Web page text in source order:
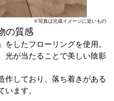
※写真は完成イメージに近いもの
の質感
したフローリングを使用。
光が当たることで美しい陰影
作しており、落ち着きがある
ます。